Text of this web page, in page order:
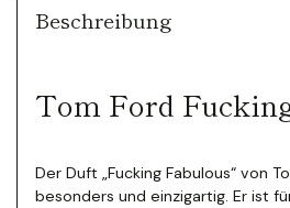
legen
Beschreibung
Tom Ford
Der Duft „Fucking Fabulous“ von
besonders und einzigartig. Er ist